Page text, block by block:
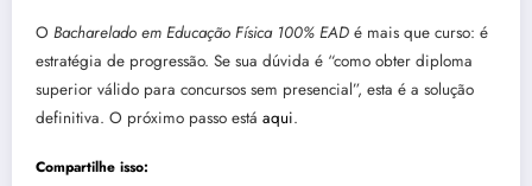
O Bacharelado em Educação Física 100% EAD é mais que curso: é
estratégia de progressão. Se sua dúvida é “como obter diploma
superior válido para concursos sem presencial”, esta é a solução
definitiva. O próximo passo está aqui.
Compartilhe isso: